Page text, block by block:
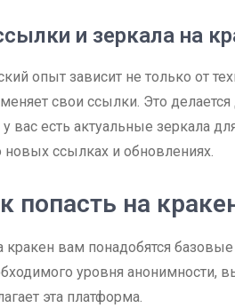
и зеркала на
опыт зависит не только от
свои ссылки. Это
у вас есть актуальные зеркала
новых ссылках и обновлениях.
попасть на
кракен вам понадобятся
уровня анонимности,
эта платформа.